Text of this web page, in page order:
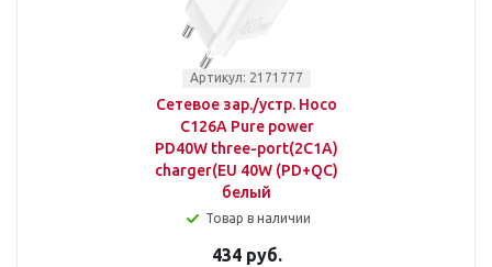
Артикул: 2171777
Сетевое зар./устр. Hoco
C126A Pure power
PD40W three-port(2C1A)
charger(EU 40W (PD+QC)
белый
Товар в наличии
434 руб.